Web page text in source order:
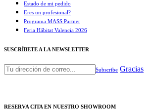
Estado de mi pedido
Eres un profesional?
Programa MASS Partner
Feria Hábitat Valencia 2026​
SUSCRÍBETE A LA NEWSLETTER
Subscribe Gracias
RESERVA CITA EN NUESTRO SHOWROOM